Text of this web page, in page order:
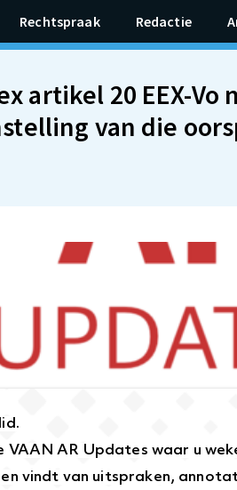
Rechtspraak Redactie
artikel 20 EEX-
van die
VAAN AR Updates waar u
vindt van uitspraken,